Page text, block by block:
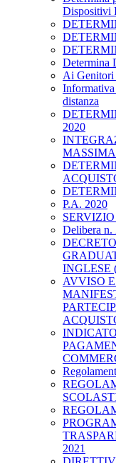
Dispositivi
Determina
Ai Genitori
Informativa
distanza
2020
P.A. 2020
Delibera n.
INGLESE
AVVISO
2021